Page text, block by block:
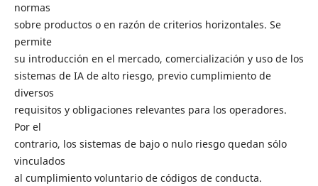
normas
sobre productos o en razón de criterios horizontales. Se
permite
su introducción en el mercado, comercialización y uso de los
sistemas de IA de alto riesgo, previo cumplimiento de
diversos
requisitos y obligaciones relevantes para los operadores.
Por el
contrario, los sistemas de bajo o nulo riesgo quedan sólo
vinculados
al cumplimiento voluntario de códigos de conducta.